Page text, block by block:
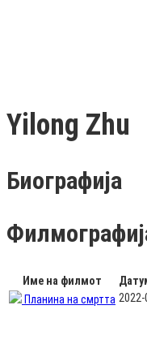
Yilong Zhu
Биографија
Име на филмот
Планина на смртта 2022-